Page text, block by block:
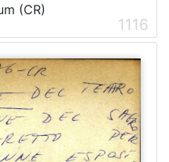
(CR)
1116